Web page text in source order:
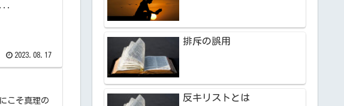
...
2023.08.17
こそ真理の
排斥の誤用
反キリストとは